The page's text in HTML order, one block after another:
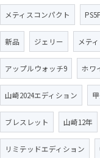
メティスコンパクト
新品 ジェリー メテ
アップルウォッチ9 ホワ
山崎2024エディション
ブレスレット 山崎12年
リミテッドエディション